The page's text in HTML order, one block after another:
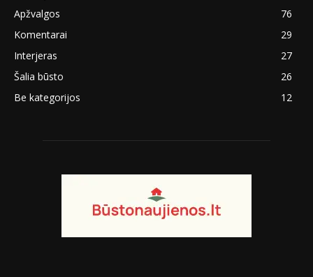
Apžvalgos
76
Komentarai
29
Interjeras
27
Šalia būsto
26
Be kategorijos
12